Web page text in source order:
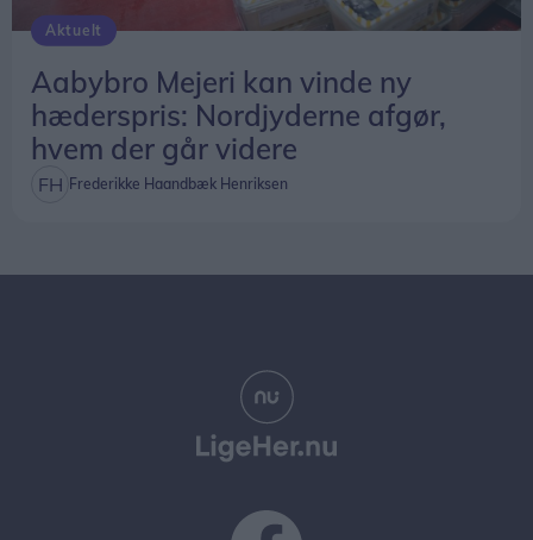
Aktuelt
Aabybro Mejeri kan vinde ny
hæderspris: Nordjyderne afgør,
hvem der går videre
Frederikke Haandbæk Henriksen